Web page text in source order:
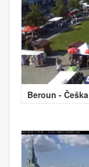
Beroun - Češka